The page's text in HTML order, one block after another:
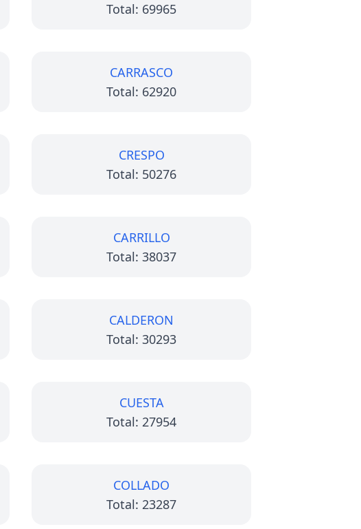
Total: 69965
CARRASCO
Total: 62920
CRESPO
Total: 50276
CARRILLO
Total: 38037
CALDERON
Total: 30293
CUESTA
Total: 27954
COLLADO
Total: 23287